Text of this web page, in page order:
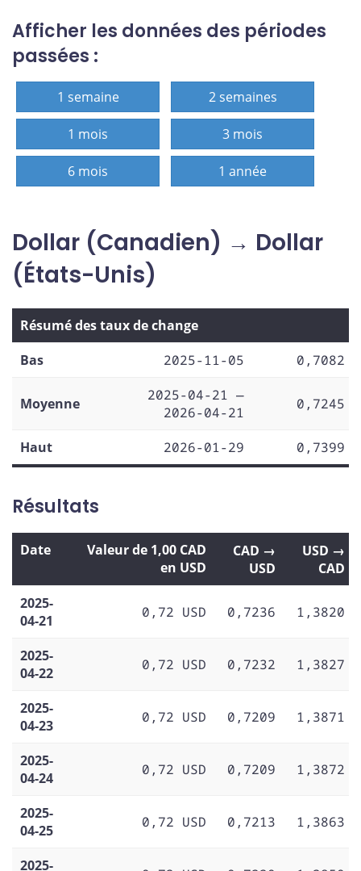
Afficher les données des périodes
passées :
1 semaine 2 semaines
1 mois 3 mois
6 mois 1 année
Dollar (Canadien) → Dollar
(États-Unis)
Résumé des taux de change
Bas
2025-11-05 0,7082
Moyenne
2025-04-21 —
2026-04-21
0,7245
Haut 2026-01-29 0,7399
Résultats
Date
Valeur de 1,00 CAD
en USD
CAD →
USD
USD →
CAD
2025-
04-21
0,72 USD 0,7236 1,3820
2025-
04-22
0,72 USD 0,7232 1,3827
2025-
04-23
0,72 USD 0,7209 1,3871
2025-
04-24
0,72 USD 0,7209 1,3872
2025-
04-25
0,72 USD 0,7213 1,3863
2025-